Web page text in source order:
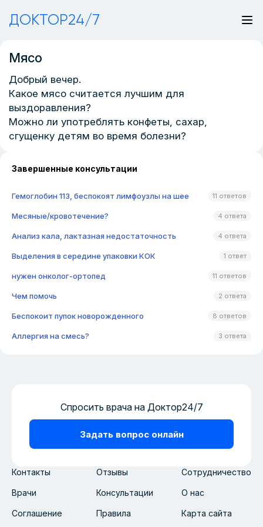
ДОКТОР24/7
Мясо
Добрый вечер.
Какое мясо считается лучшим для
выздоравления?
Можно ли употреблять конфеты, сахар,
сгущенку детям во время болезни?
Завершенные консультации
Гемоглобин 113, беспокоят лимфоузлы на шее 11 ответов
Месяные/кровотечение? 4 ответа
Анализ кала, лактазная недостаточность 4 ответа
Выделения в середине упаковки КОК 1 ответ
нужен онколог-ортопед 11 ответов
Чем помочь 2 ответа
Беспокоит пупок новорожденного 8 ответов
Аллергия на смесь? 3 ответа
Контакты Отзывы Сотрудничество
Врачи Консультации О нас
Соглашение Правила Карта сайта
Спросить врача на Доктор24/7
Задать вопрос онлайн